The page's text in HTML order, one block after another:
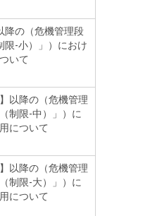
降の（危機管理段
限-小）」）におけ
いて
以降の（危機管理
制限-中）」）に
について
以降の（危機管理
制限-大）」）に
について